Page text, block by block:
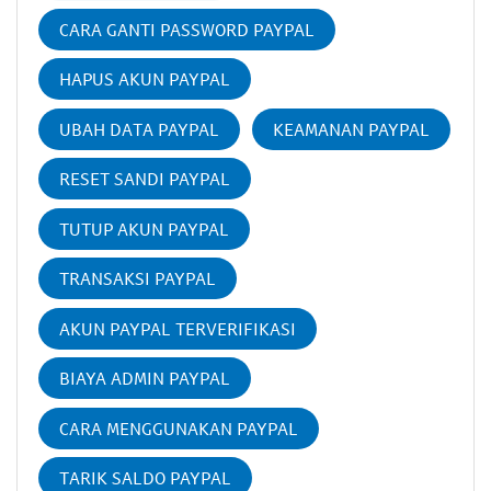
CARA GANTI PASSWORD PAYPAL
HAPUS AKUN PAYPAL
UBAH DATA PAYPAL KEAMANAN PAYPAL
RESET SANDI PAYPAL
TUTUP AKUN PAYPAL
TRANSAKSI PAYPAL
AKUN PAYPAL TERVERIFIKASI
BIAYA ADMIN PAYPAL
CARA MENGGUNAKAN PAYPAL
TARIK SALDO PAYPAL